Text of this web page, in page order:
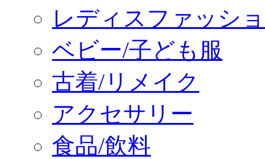
レディスファッシ
ベビー/子ども服
古着/リメイク
アクセサリー
食品/飲料